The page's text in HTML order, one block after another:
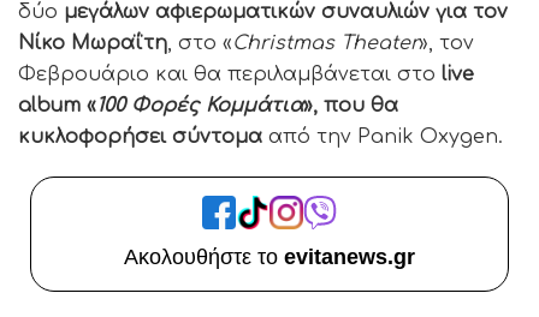
δύο μεγάλων αφιερωματικών συναυλιών για τον
Νίκο Μωραΐτη, στο «Christmas Theater», τον
Φεβρουάριο και θα περιλαμβάνεται στο live
album «100 Φορές Κομμάτια», που θα
κυκλοφορήσει σύντομα από την Panik Oxygen.
Ακολουθήστε το evitanews.gr